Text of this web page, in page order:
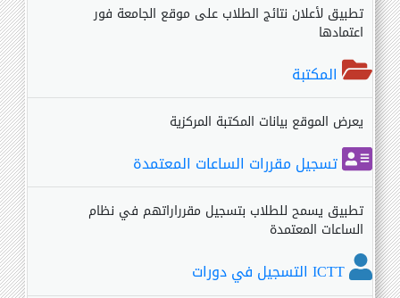
تطبيق لأعلان نتائج الطلاب على موقع الجامعة فور
اعتمادها
المكتبة
يعرض الموقع بيانات المكتبة المركزية
تسجيل مقررات الساعات المعتمدة
تطبيق يسمح للطلاب بتسجيل مقرراراتهم في نظام
الساعات المعتمدة
ICTT التسجيل في دورات